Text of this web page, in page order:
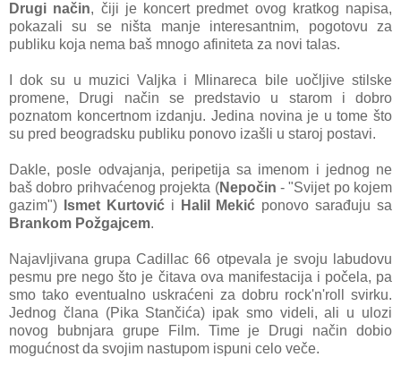
Drugi način, čiji je koncert predmet ovog kratkog napisa,
pokazali su se ništa manje interesantnim, pogotovu za
publiku koja nema baš mnogo afiniteta za novi talas.
I dok su u muzici Valjka i Mlinareca bile uočljive stilske
promene, Drugi način se predstavio u starom i dobro
poznatom koncertnom izdanju. Jedina novina je u tome što
su pred beogradsku publiku ponovo izašli u staroj postavi.
Dakle, posle odvajanja, peripetija sa imenom i jednog ne
baš dobro prihvaćenog projekta (Nepočin - "Svijet po kojem
gazim")
Ismet Kurtovići Halil Mekić ponovo sarađuju sa
Brankom Požgajcem.
Najavljivana grupa Cadillac 66 otpevala je svoju labudovu
pesmu pre nego što je čitava ova manifestacija i počela, pa
smo tako eventualno uskraćeni za dobru rock'n'roll svirku.
Jednog člana (Pika Stančića) ipak smo videli, ali u ulozi
novog bubnjara grupe Film. Time je
Drugi način dobio
mogućnost da svojim nastupom ispuni celo veče.